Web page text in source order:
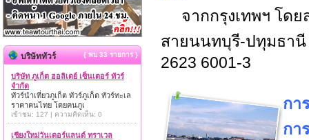
จากกรุงเทพฯ โด
สายนนทบุรี-ปทุมธานี
2623 6001-3
กา
กา
บริษัททัวร์ { พบ 33 รายการ }
บริษัท ภูเก็ต ฮอลิเดย์ เซ็นเตอร์ ทัวร์
จำกัด
ทัวร์นำเที่ยวภูเก็ต ทัวร์ภูเก็ต ทัวร์ทะเล
ราคาคนไทย โดยคนภูเ
เข้าชม: 127 | ความคิดเห็น: 0
เชียงใหม่วันเดอร์แลนด์ ทราเวล